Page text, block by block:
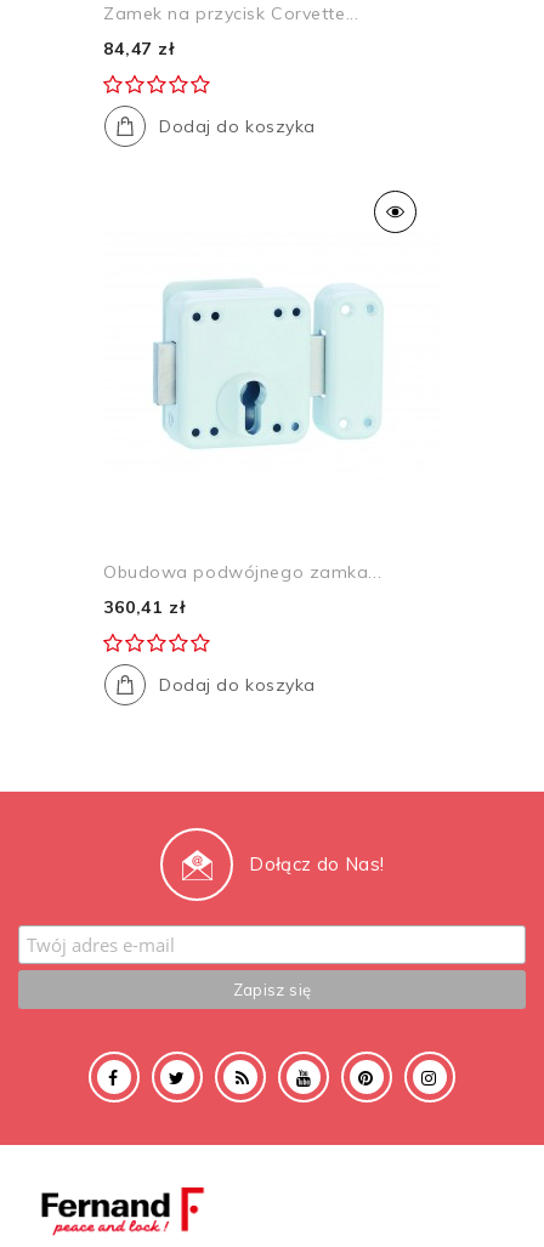
Zamek na przycisk Corvette...
84,47 zł
Dodaj do koszyka
Obudowa podwójnego zamka...
360,41 zł
Dodaj do koszyka
Dołącz do Nas!